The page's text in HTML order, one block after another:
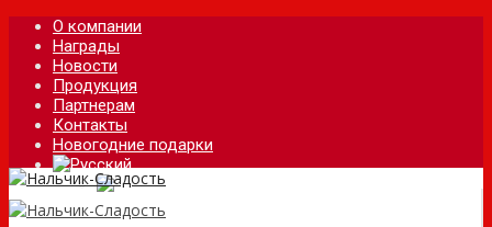
О компании
Награды
Новости
Продукция
Партнерам
Контакты
Новогодние подарки